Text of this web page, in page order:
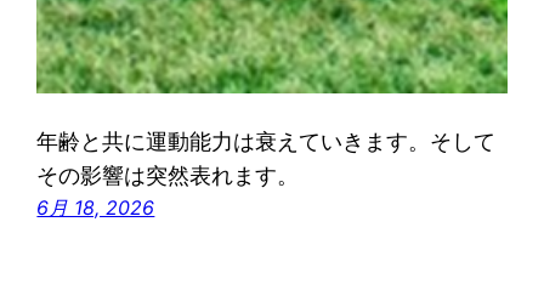
年齢と共に運動能力は衰えていきます。そして
その影響は突然表れます。
6月 18, 2026